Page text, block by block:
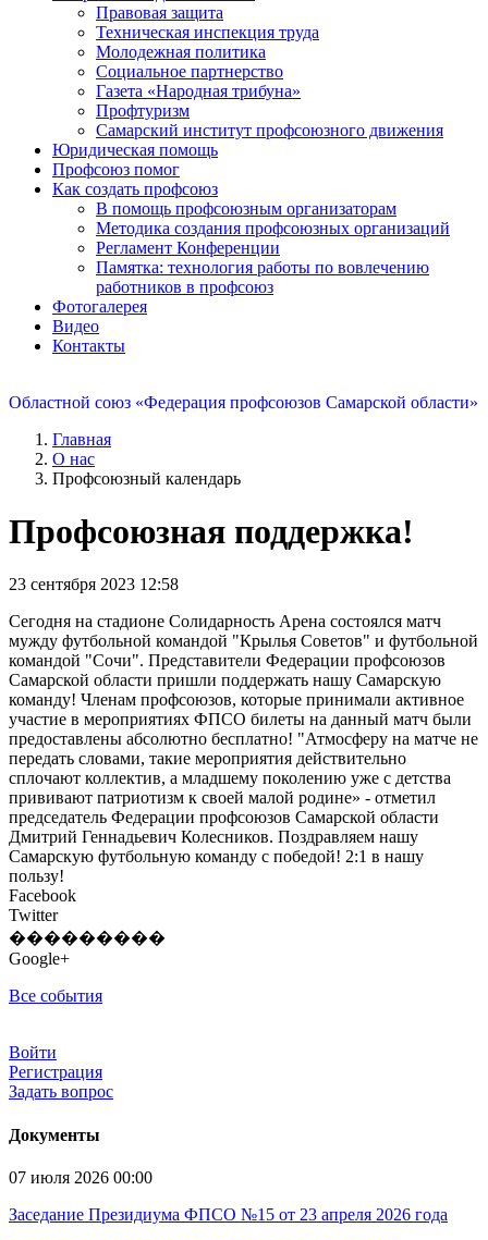
Правовая защита
Техническая инспекция труда
Молодежная политика
Социальное партнерство
Газета «Народная трибуна»
Профтуризм
Самарский институт профсоюзного движения
Юридическая помощь
Профсоюз помог
Как создать профсоюз
В помощь профсоюзным организаторам
Методика создания профсоюзных организаций
Регламент Конференции
Памятка: технология работы по вовлечению
работников в профсоюз
Фотогалерея
Видео
Контакты
Областной союз «Федерация профсоюзов Самарской области»
Главная
О нас
Профсоюзный календарь
Профсоюзная поддержка!
23 сентября 2023 12:58
Сегодня на стадионе Солидарность Арена состоялся матч
мужду футбольной командой "Крылья Советов" и футбольной
командой "Сочи". Представители Федерации профсоюзов
Самарской области пришли поддержать нашу Самарскую
команду! Членам профсоюзов, которые принимали активное
участие в мероприятиях ФПСО билеты на данный матч были
предоставлены абсолютно бесплатно! "Атмосферу на матче не
передать словами, такие мероприятия действительно
сплочают коллектив, а младшему поколению уже с детства
прививают патриотизм к своей малой родине» - отметил
председатель Федерации профсоюзов Самарской области
Дмитрий Геннадьевич Колесников. Поздравляем нашу
Самарскую футбольную команду с победой! 2:1 в нашу
пользу!
Facebook
Twitter
���������
Google+
Все события
Войти
Регистрация
Задать вопрос
Документы
07 июля 2026 00:00
Заседание Президиума ФПСО №15 от 23 апреля 2026 года